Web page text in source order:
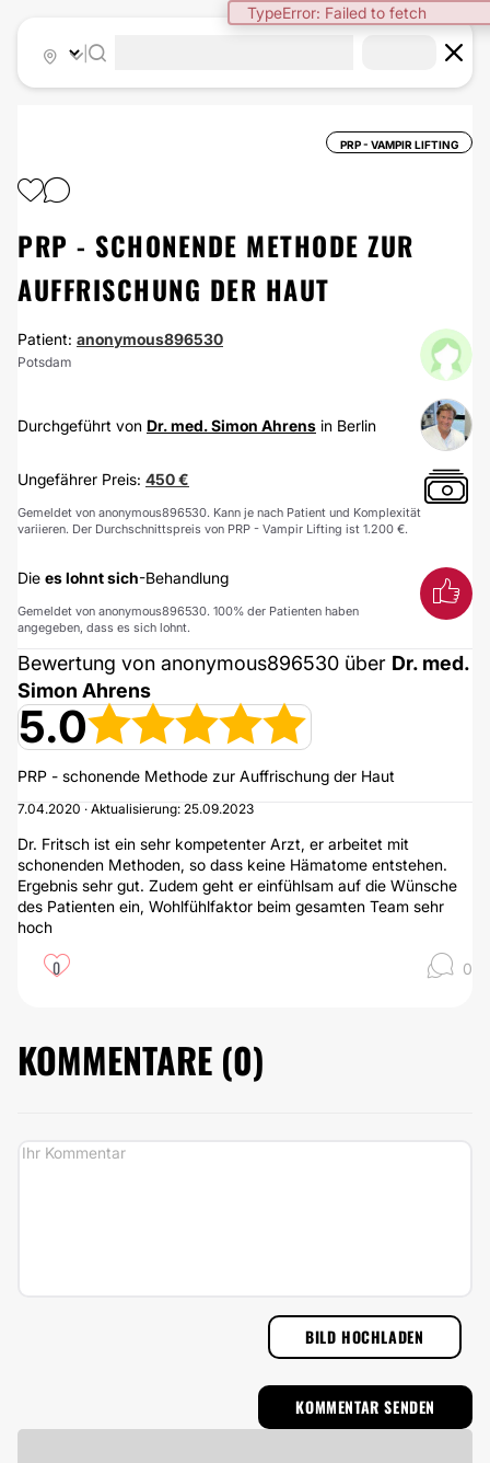
TypeError: Failed to fetch
PRP - VAMPIR LIFTING
PRP - SCHONENDE METHODE ZUR
AUFFRISCHUNG DER HAUT
Patient: anonymous896530
Potsdam
Durchgeführt von Dr. med. Simon Ahrens in Berlin
Ungefährer Preis: 450 €
Gemeldet von anonymous896530. Kann je nach Patient und Komplexität
variieren. Der Durchschnittspreis von PRP - Vampir Lifting ist 1.200 €.
Die es lohnt sich-Behandlung
Gemeldet von anonymous896530. 100% der Patienten haben
angegeben, dass es sich lohnt.
Bewertung von anonymous896530 über Dr. med.
Simon Ahrens
5.0
PRP - schonende Methode zur Auffrischung der Haut
7.04.2020 · Aktualisierung: 25.09.2023
Dr. Fritsch ist ein sehr kompetenter Arzt, er arbeitet mit
schonenden Methoden, so dass keine Hämatome entstehen.
Ergebnis sehr gut. Zudem geht er einfühlsam auf die Wünsche
des Patienten ein, Wohlfühlfaktor beim gesamten Team sehr
hoch
0 0
KOMMENTARE (0)
BILD HOCHLADEN